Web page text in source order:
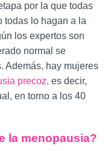
por la que todas
todas lo hagan a la
los expertos son
normal se
Además, hay mujeres
precoz, es decir,
en torno a los 40
la menopausia?